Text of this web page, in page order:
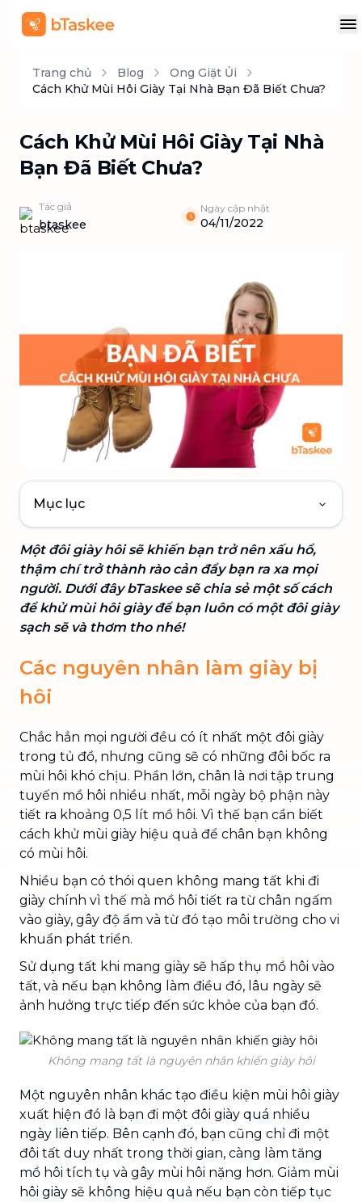
Trang chủ Blog
Ong Giặt Ủi
Cách Khử Mùi Hôi Giày Tại Nhà Bạn Đã Biết Chưa?
Cách Khử Mùi Hôi Giày Tại Nhà
Bạn Đã Biết Chưa?
Tác giả
btaskee
Ngày cập nhật
04/11/2022
Mục lục
Một đôi giày hôi sẽ khiến bạn trở nên xấu hổ,
thậm chí trở thành rào cản đẩy bạn ra xa mọi
người. Dưới đây bTaskee sẽ chia sẻ một số cách
để khử mùi hôi giày để bạn luôn có một đôi giày
sạch sẽ và thơm tho nhé!
Các nguyên nhân làm giày bị
hôi
Chắc hẳn mọi người đều có ít nhất một đôi giày
trong tủ đồ, nhưng cũng sẽ có những đôi bốc ra
mùi hôi khó chịu. Phần lớn, chân là nơi tập trung
tuyến mồ hôi nhiều nhất, mỗi ngày bộ phận này
tiết ra khoảng 0,5 lít mồ hôi. Vì thế bạn cần biết
cách khử mùi giày hiệu quả để chân bạn không
có mùi hôi.
Nhiều bạn có thói quen không mang tất khi đi
giày chính vì thế mà mồ hôi tiết ra từ chân ngấm
vào giày, gây độ ẩm và từ đó tạo môi trường cho vi
khuẩn phát triển.
Sử dụng tất khi mang giày sẽ hấp thụ mồ hôi vào
tất, và nếu bạn không làm điều đó, lâu ngày sẽ
ảnh hưởng trực tiếp đến sức khỏe của bạn đó.
Không mang tất là nguyên nhân khiến giày hôi
Một nguyên nhân khác tạo điều kiện mùi hôi giày
xuất hiện đó là bạn đi một đôi giày quá nhiều
ngày liên tiếp. Bên cạnh đó, bạn cũng chỉ đi một
đôi tất duy nhất trong thời gian, càng làm tăng
mồ hôi tích tụ và gây mùi hôi nặng hơn. Giảm mùi
hôi giày sẽ không hiệu quả nếu bạn còn tiếp tục